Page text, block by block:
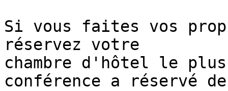
Si vous faites vos
réservez votre
chambre d'hôtel le
conférence a réservé